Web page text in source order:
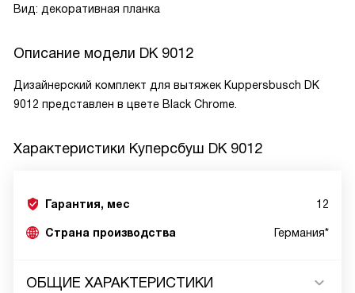
Вид: декоративная планка
Описание модели DK 9012
Дизайнерский комплект для вытяжек Kuppersbusch DK
9012 представлен в цвете Black Chrome.
Характеристики Куперсбуш DK 9012
Гарантия, мес 12
Страна производства Германия*
ОБЩИЕ ХАРАКТЕРИСТИКИ